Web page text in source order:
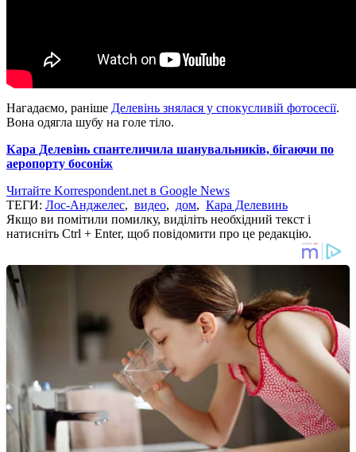
Нагадаємо, раніше Делевінь знялася у спокусливій фотосесії.
Вона одягла шубу на голе тіло.
Кара Делевінь спантеличила шанувальників, бігаючи по
аеропорту босоніж
Читайте Korrespondent.net в Google News
ТЕГИ: Лос-Анджелес, видео, дом, Кара Делевинь
Якщо ви помітили помилку, виділіть необхідний текст і
натисніть Ctrl + Enter, щоб повідомити про це редакцію.